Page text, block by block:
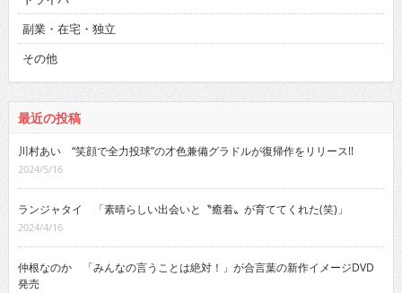
副業・在宅・独立
その他
最近の投稿
川村あい “笑顔で全力投球”の才色兼備グラドルが復帰作をリリース!!
2024/5/16
ランジャタイ 「素晴らしい出会いと〝癒着〟が育ててくれた(笑)」
2024/4/16
仲根なのか 「みんなの言うことは絶対！」が合言葉の新作イメージDVD
発売